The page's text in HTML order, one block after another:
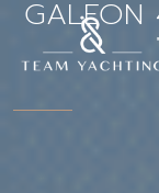
Aller
contenu